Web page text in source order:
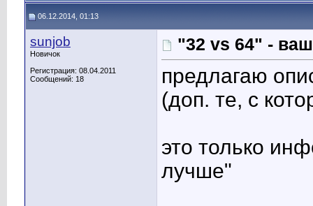
06.12.2014, 01:13
sunjob
Новичок
Регистрация: 08.04.2011
Сообщений: 18
"32 vs 64" -
предлагаю
(доп. те, с
это только
лучше"